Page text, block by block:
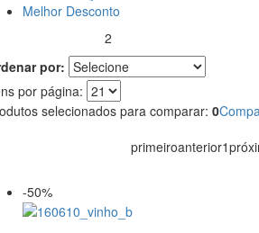
Melhor Desconto
2
por:
por página:
selecionados para comparar: 0
primeiroanterior1
-50%